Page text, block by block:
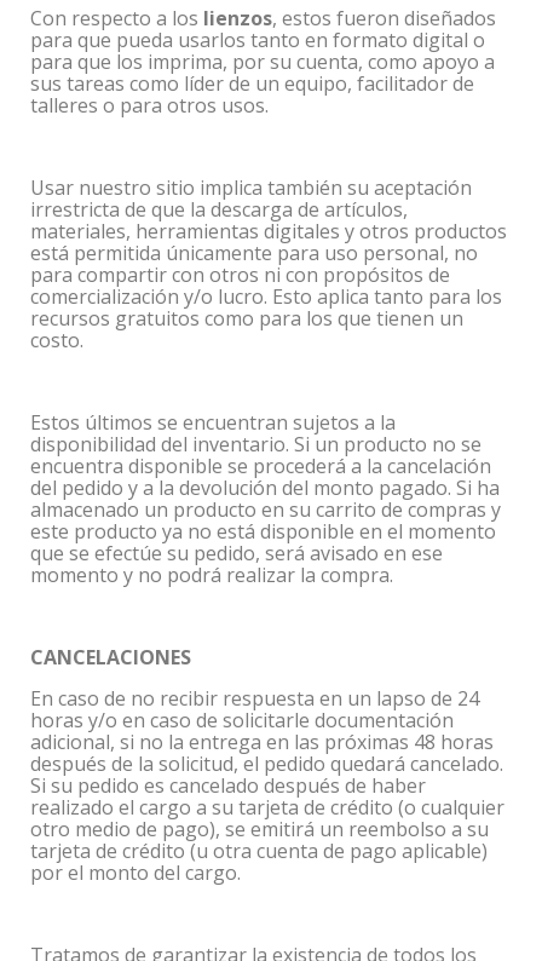
Con respecto a los lienzos, estos fueron diseñados
para que pueda usarlos tanto en formato digital o
para que los imprima, por su cuenta, como apoyo a
sus tareas como líder de un equipo, facilitador de
talleres o para otros usos.
Usar nuestro sitio implica también su aceptación
irrestricta de que la descarga de artículos,
materiales, herramientas digitales y otros productos
está permitida únicamente para uso personal, no
para compartir con otros ni con propósitos de
comercialización y/o lucro. Esto aplica tanto para los
recursos gratuitos como para los que tienen un
costo.
Estos últimos se encuentran sujetos a la
disponibilidad del inventario. Si un producto no se
encuentra disponible se procederá a la cancelación
del pedido y a la devolución del monto pagado. Si ha
almacenado un producto en su carrito de compras y
este producto ya no está disponible en el momento
que se efectúe su pedido, será avisado en ese
momento y no podrá realizar la compra.
CANCELACIONES
En caso de no recibir respuesta en un lapso de 24
horas y/o en caso de solicitarle documentación
adicional, si no la entrega en las próximas 48 horas
después de la solicitud, el pedido quedará cancelado.
Si su pedido es cancelado después de haber
realizado el cargo a su tarjeta de crédito (o cualquier
otro medio de pago), se emitirá un reembolso a su
tarjeta de crédito (u otra cuenta de pago aplicable)
por el monto del cargo.
Tratamos de garantizar la existencia de todos los